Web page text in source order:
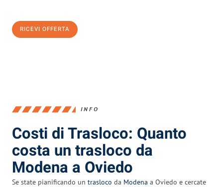
RICEVI OFFERTA
INFO
Costi di Trasloco: Quanto
costa un trasloco da
Modena a Oviedo
Se state pianificando un trasloco da Modena a Oviedo e cercate